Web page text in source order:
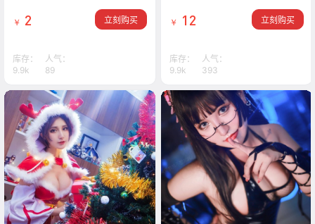
￥ 2 立刻购买
库存：
9.9k
人气：
89
￥ 12 立刻购买
库存：
9.9k
人气：
393